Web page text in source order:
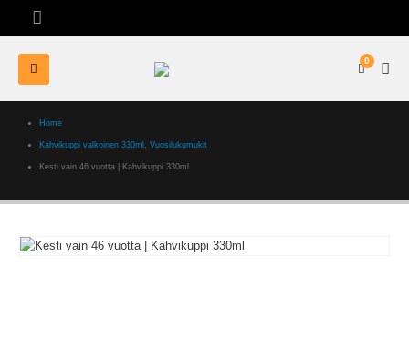
0
Home
Kahvikuppi valkoinen 330ml ,Vuosilukumukit
Kesti vain 46 vuotta | Kahvikuppi 330ml